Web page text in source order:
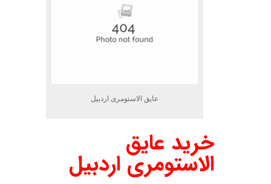
عایق الاستومری اردبیل
خرید عایق
الاستومری اردبیل